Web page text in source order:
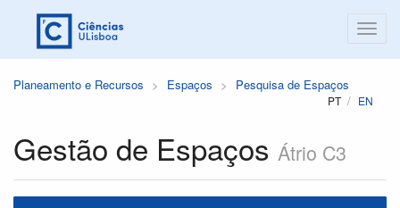
Planeamento e Recursos Espaços Pesquisa de Espaços
PT EN
Gestão de Espaços Átrio C3